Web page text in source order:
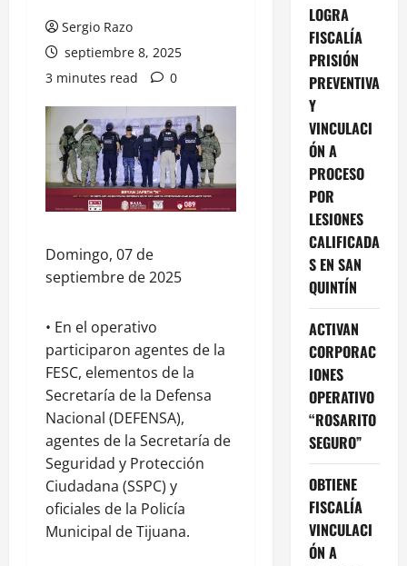
Sergio Razo
septiembre 8, 2025
3 minutes read
0
Domingo, 07 de
septiembre de 2025
• En el operativo
participaron agentes de la
FESC, elementos de la
Secretaría de la Defensa
Nacional (DEFENSA),
agentes de la Secretaría de
Seguridad y Protección
Ciudadana (SSPC) y
oficiales de la Policía
Municipal de Tijuana.
LOGRA
FISCALÍA
PRISIÓN
PREVENTIVA
Y
VINCULACI
ÓN A
PROCESO
POR
LESIONES
CALIFICADA
S EN SAN
QUINTÍN
ACTIVAN
CORPORAC
IONES
OPERATIVO
“ROSARITO
SEGURO”
OBTIENE
FISCALÍA
VINCULACI
ÓN A